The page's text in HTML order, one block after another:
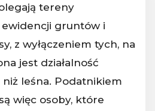
tereny
gruntów i
z wyłączeniem tych, na
jest działalność
leśna. Podatnikiem
więc osoby, które